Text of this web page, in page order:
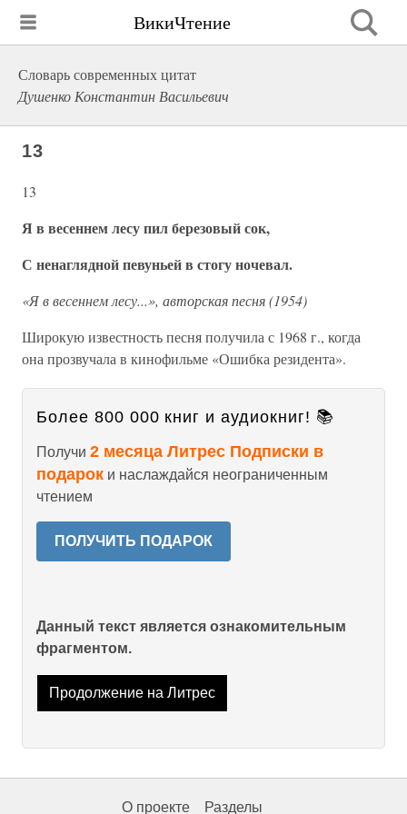
ВикиЧтение
Словарь современных цитат
Душенко Константин Васильевич
13
13
Я в весеннем лесу пил березовый сок,
С ненаглядной певуньей в стогу ночевал.
«Я в весеннем лесу...», авторская песня (1954)
Широкую известность песня получила с 1968 г., когда
она прозвучала в кинофильме «Ошибка резидента».
Более 800 000 книг и аудиокниг! 📚
Получи 2 месяца Литрес Подписки в
подарок и наслаждайся неограниченным
чтением
ПОЛУЧИТЬ ПОДАРОК
Данный текст является ознакомительным
фрагментом.
Продолжение на Литрес
О проекте Разделы